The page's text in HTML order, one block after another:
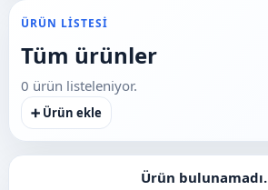
ÜRÜN LISTESI
Tüm ürünler
0 ürün listeleniyor.
➕ Ürün ekle
Ürün bulunamadı.